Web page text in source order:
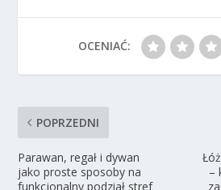
OCENIAĆ:
POPRZEDNI
Parawan, regał i dywan
jako proste sposoby na
funkcjonalny podział stref
–